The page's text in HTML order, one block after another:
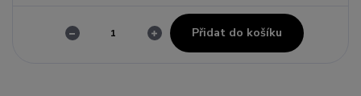
Přidat do košíku